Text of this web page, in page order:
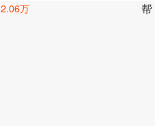
2.06万 帮